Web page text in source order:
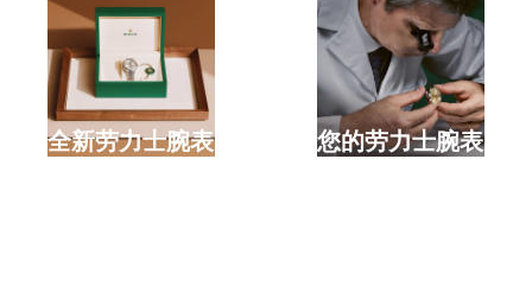
选购全新劳力士腕表 检修您的劳力士腕表